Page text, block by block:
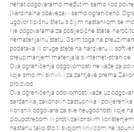
nehat odgovaramo međutim samo kod
(kardinalna obaveza) i samo ograničeno.
ugovor tipičnu štetu s čijim nastankom se
Ne odgovarama za posljedične štete,
nematerijalnu štetu. Osim toga na
podataka ili druge štete na hardveru ili
preuzimanjem materijala s internet-stranice.
Ova ograničenja odgovornosti ne važe za
koje smo mi skrivili i za zahtjeve prema
proizvod.
Ova ogreničenja odovornosti važe uz
sardanika, zakonskih zastupnika i
Korisnik odgovara za sve neugodnosti koje
zloupotrebom ili protivzakonskim
nastanu tako što ti svojom krivicom ne